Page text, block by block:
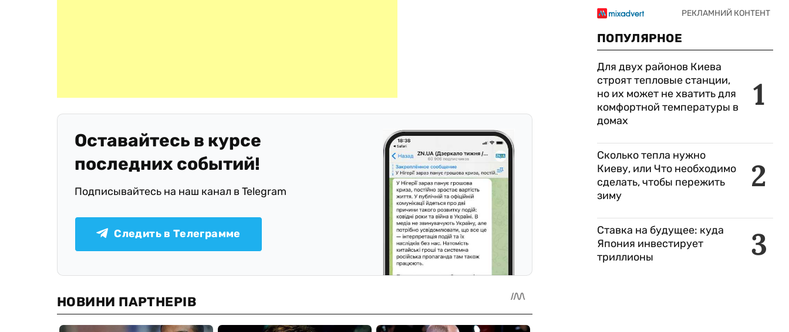
Оставайтесь в курсе
последних событий!
Подписывайтесь на наш канал в Telegram
Следить в Телеграмме
ПОПУЛЯРНОЕ
1
Для двух районов Киева
строят тепловые станции,
но их может не хватить для
комфортной температуры в
домах
2
Сколько тепла нужно
Киеву, или Что необходимо
сделать, чтобы пережить
зиму
3
Ставка на будущее: куда
Япония инвестирует
триллионы